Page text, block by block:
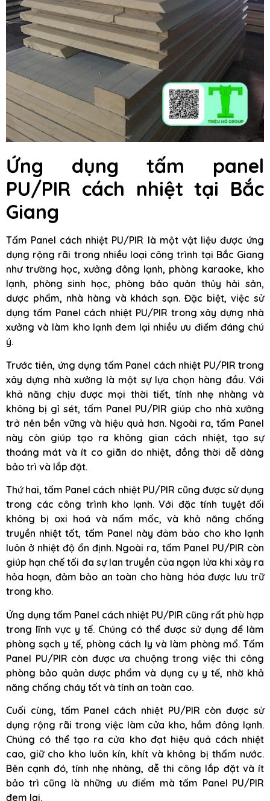
Ứng dụng tấm panel
PU/PIR cách nhiệt tại Bắc
Giang
Tấm Panel cách nhiệt PU/PIR là một vật liệu được ứng
dụng rộng rãi trong nhiều loại công trình tại Bắc Giang
như trường học, xưởng đông lạnh, phòng karaoke, kho
lạnh, phòng sinh học, phòng bảo quản thủy hải sản,
dược phẩm, nhà hàng và khách sạn. Đặc biệt, việc sử
dụng tấm Panel cách nhiệt PU/PIR trong xây dựng nhà
xưởng và làm kho lạnh đem lại nhiều ưu điểm đáng chú
ý.
Trước tiên, ứng dụng tấm Panel cách nhiệt PU/PIR trong
xây dựng nhà xưởng là một sự lựa chọn hàng đầu. Với
khả năng chịu được mọi thời tiết, tính nhẹ nhàng và
không bị gỉ sét, tấm Panel PU/PIR giúp cho nhà xưởng
trở nên bền vững và hiệu quả hơn. Ngoài ra, tấm Panel
này còn giúp tạo ra không gian cách nhiệt, tạo sự
thoáng mát và ít co giãn do nhiệt, đồng thời dễ dàng
bảo trì và lắp đặt.
Thứ hai, tấm Panel cách nhiệt PU/PIR cũng được sử dụng
trong các công trình kho lạnh. Với đặc tính tuyệt đối
không bị oxi hoá và nấm mốc, và khả năng chống
truyền nhiệt tốt, tấm Panel này đảm bảo cho kho lạnh
luôn ở nhiệt độ ổn định. Ngoài ra, tấm Panel PU/PIR còn
giúp hạn chế tối đa sự lan truyền của ngọn lửa khi xảy ra
hỏa hoạn, đảm bảo an toàn cho hàng hóa được lưu trữ
trong kho.
Ứng dụng tấm Panel cách nhiệt PU/PIR cũng rất phù hợp
trong lĩnh vực y tế. Chúng có thể được sử dụng để làm
phòng sạch y tế, phòng cách ly và làm phòng mổ. Tấm
Panel PU/PIR còn được ưa chuộng trong việc thi công
phòng bảo quản dược phẩm và dụng cụ y tế, nhờ khả
năng chống cháy tốt và tính an toàn cao.
Cuối cùng, tấm Panel cách nhiệt PU/PIR còn được sử
dụng rộng rãi trong việc làm cửa kho, hầm đông lạnh.
Chúng có thể tạo ra cửa kho đạt hiệu quả cách nhiệt
cao, giữ cho kho luôn kín, khít và không bị thấm nước.
Bên cạnh đó, tính nhẹ nhàng, dễ thi công lắp đặt và ít
bảo trì cũng là những ưu điểm mà tấm Panel PU/PIR
đem lại.